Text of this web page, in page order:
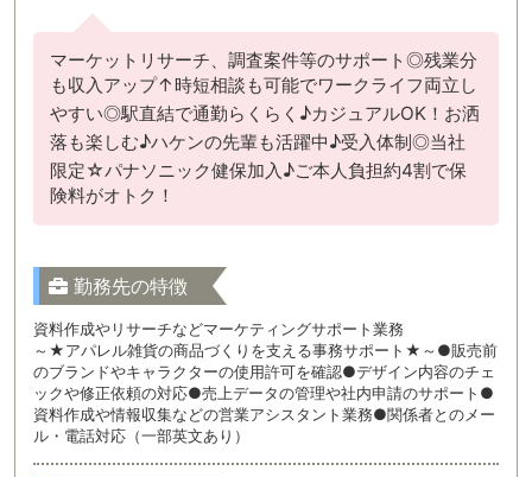
マーケットリサーチ、調査案件等のサポート◎残業分
も収入アップ↑時短相談も可能でワークライフ両立し
やすい◎駅直結で通勤らくらく♪カジュアルOK！お洒
落も楽しむ♪ハケンの先輩も活躍中♪受入体制◎当社
限定☆パナソニック健保加入♪ご本人負担約4割で保
険料がオトク！
勤務先の特徴
資料作成やリサーチなどマーケティングサポート業務
～★アパレル雑貨の商品づくりを支える事務サポート★～●販売前
のブランドやキャラクターの使用許可を確認●デザイン内容のチェ
ックや修正依頼の対応●売上データの管理や社内申請のサポート●
資料作成や情報収集などの営業アシスタント業務●関係者とのメー
ル・電話対応（一部英文あり）